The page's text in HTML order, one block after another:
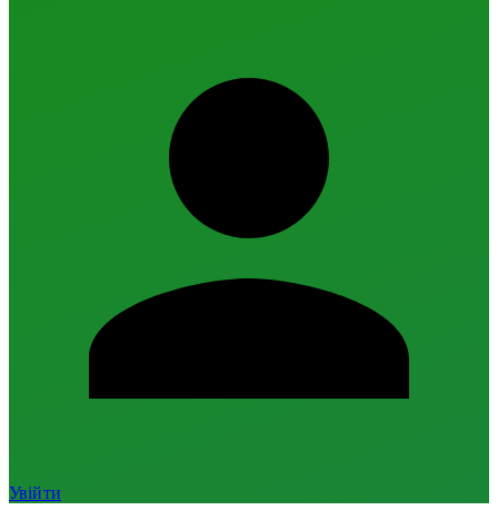
Увійти